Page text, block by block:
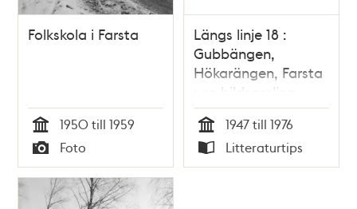
Folkskola i Farsta
Tid
1950 till 1959
Typ
Foto
Längs linje 18 :
Gubbängen,
Hökarängen, Farsta
: en bildsamling
1947-1976
Tid
1947 till 1976
Typ
Litteraturtips